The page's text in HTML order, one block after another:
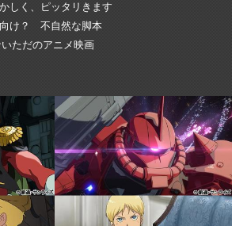
しく、ピッタリきます
け？ 不自然な脚本
いただのアニメ映画